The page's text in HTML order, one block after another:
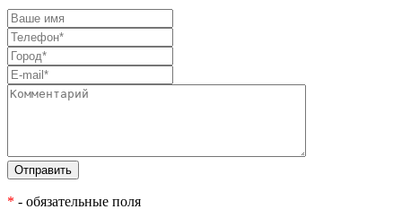
* - обязательные поля